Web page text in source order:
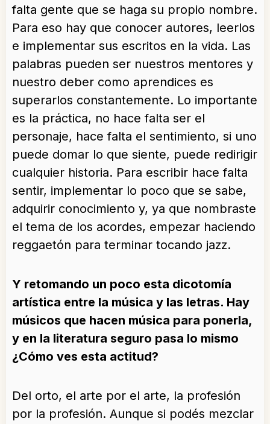
falta gente que se haga su propio nombre.
Para eso hay que conocer autores, leerlos
e implementar sus escritos en la vida. Las
palabras pueden ser nuestros mentores y
nuestro deber como aprendices es
superarlos constantemente. Lo importante
es la práctica, no hace falta ser el
personaje, hace falta el sentimiento, si uno
puede domar lo que siente, puede redirigir
cualquier historia. Para escribir hace falta
sentir, implementar lo poco que se sabe,
adquirir conocimiento y, ya que nombraste
el tema de los acordes, empezar haciendo
reggaetón para terminar tocando jazz.
Y retomando un poco esta dicotomía
artística entre la música y las letras. Hay
músicos que hacen música para ponerla,
y en la literatura seguro pasa lo mismo
¿Cómo ves esta actitud?
Del orto, el arte por el arte, la profesión
por la profesión. Aunque si podés mezclar